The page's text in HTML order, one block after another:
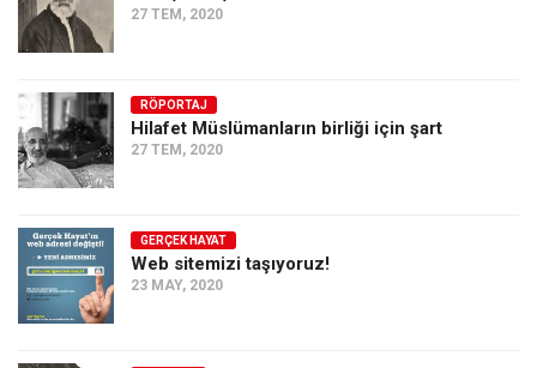
27 TEM, 2020
RÖPORTAJ
Hilafet Müslümanların birliği için şart
27 TEM, 2020
GERÇEK HAYAT
Web sitemizi taşıyoruz!
23 MAY, 2020